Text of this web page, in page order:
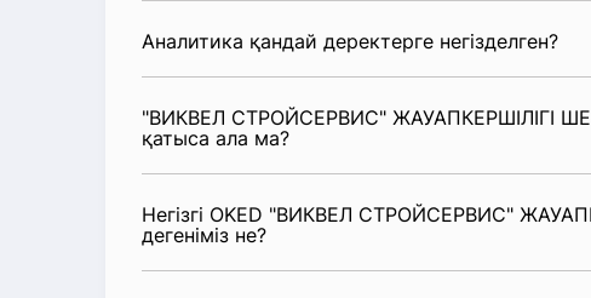
Аналитика қандай деректерге негізделген?
"ВИКВЕЛ СТРОЙСЕРВИС" ЖАУАПКЕРШІЛІГІ
қатыса ала ма?
Негізгі OKED "ВИКВЕЛ СТРОЙСЕРВИС"
дегеніміз не?